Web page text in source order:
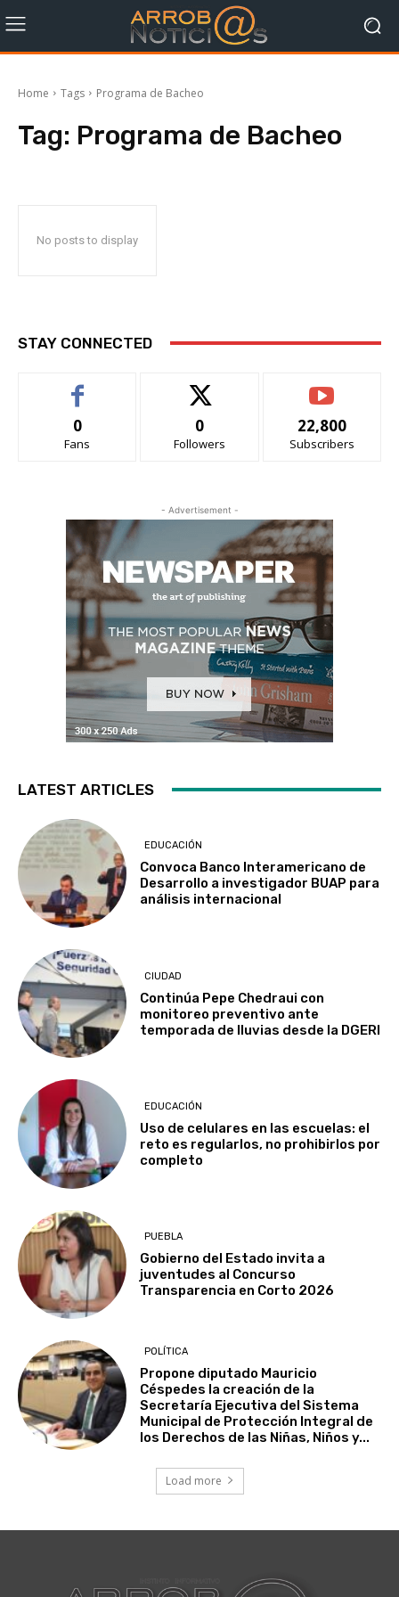
Home Tags Programa de Bacheo
Tag: Programa de Bacheo
No posts to display
STAY CONNECTED
0
Fans
0
Followers
22,800
Subscribers
- Advertisement -
LATEST ARTICLES
EDUCACIÓN
Convoca Banco Interamericano de
Desarrollo a investigador BUAP para
análisis internacional
CIUDAD
Continúa Pepe Chedraui con
monitoreo preventivo ante
temporada de lluvias desde la DGERI
EDUCACIÓN
Uso de celulares en las escuelas: el
reto es regularlos, no prohibirlos por
completo
PUEBLA
Gobierno del Estado invita a
juventudes al Concurso
Transparencia en Corto 2026
POLÍTICA
Propone diputado Mauricio
Céspedes la creación de la
Secretaría Ejecutiva del Sistema
Municipal de Protección Integral de
los Derechos de las Niñas, Niños y...
Load more